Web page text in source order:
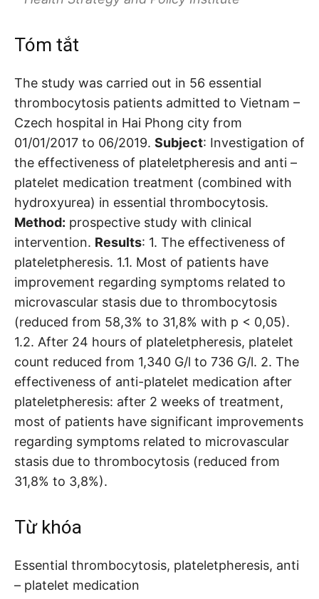
Tóm tắt
The study was carried out in 56 essential
thrombocytosis patients admitted to Vietnam –
Czech hospital in Hai Phong city from
01/01/2017 to 06/2019. Subject: Investigation of
the effectiveness of plateletpheresis and anti –
platelet medication treatment (combined with
hydroxyurea) in essential thrombocytosis.
Method: prospective study with clinical
intervention. Results: 1. The effectiveness of
plateletpheresis. 1.1. Most of patients have
improvement regarding symptoms related to
microvascular stasis due to thrombocytosis
(reduced from 58,3% to 31,8% with p < 0,05).
1.2. After 24 hours of plateletpheresis, platelet
count reduced from 1,340 G/l to 736 G/l. 2. The
effectiveness of anti-platelet medication after
plateletpheresis: after 2 weeks of treatment,
most of patients have significant improvements
regarding symptoms related to microvascular
stasis due to thrombocytosis (reduced from
31,8% to 3,8%).
Từ khóa
Essential thrombocytosis, plateletpheresis, anti
– platelet medication